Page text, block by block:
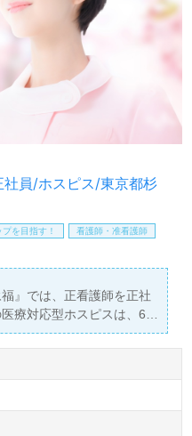
員/ホスピス/東京都杉
を目指す！ 看護師・准看護師
』では、正看護師を正社
療対応型ホスピスは、62
、特にがんや特定疾患を
しています。給与は月額
回の賞与が支給されるた
きます。
、これまでのスキルをホ